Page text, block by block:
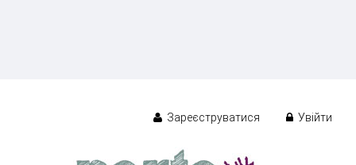
Зареєструватися Увійти